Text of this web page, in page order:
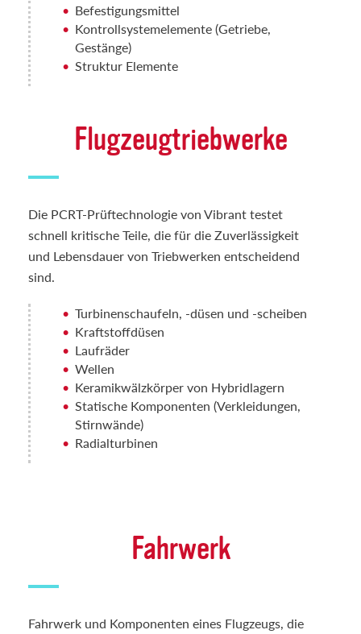
Befestigungsmittel
Kontrollsystemelemente (Getriebe,
Gestänge)
Struktur Elemente
Flugzeugtriebwerke
Die PCRT-Prüftechnologie von Vibrant testet
schnell kritische Teile, die für die Zuverlässigkeit
und Lebensdauer von Triebwerken entscheidend
sind.
Turbinenschaufeln, -düsen und -scheiben
Kraftstoffdüsen
Laufräder
Wellen
Keramikwälzkörper von Hybridlagern
Statische Komponenten (Verkleidungen,
Stirnwände)
Radialturbinen
Fahrwerk
Fahrwerk und Komponenten eines Flugzeugs, die